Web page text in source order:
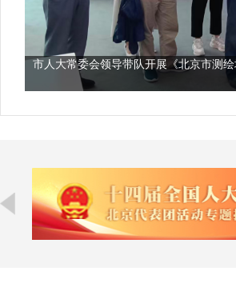
常委会领导带队开展《北京市测绘地理信息条